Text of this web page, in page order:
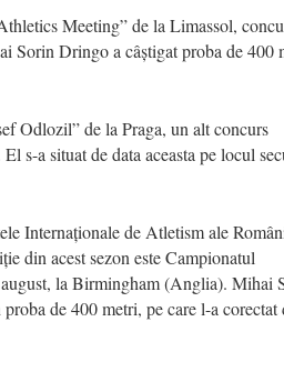
Meeting” de la Limassol,
Sorin Dringo a câștigat proba de 400
Odlozil” de la Praga, un alt concurs
s-a situat de data aceasta pe locul
Internaționale de Atletism ale
din acest sezon este Campionatul
la Birmingham (Anglia). Mihai
de 400 metri, pe care l-a corectat